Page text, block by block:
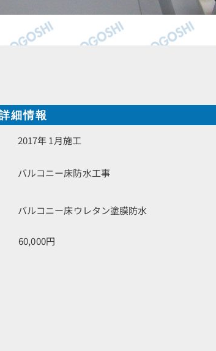
細情報
2017年 1月施工
バルコニー床防水工事
バルコニー床ウレタン塗膜防水
60,000円